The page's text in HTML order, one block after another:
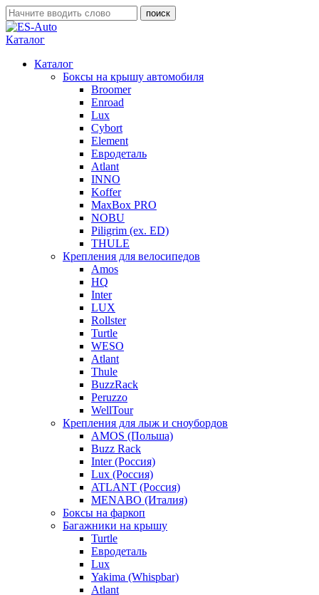
Каталог
Каталог
Боксы на крышу автомобиля
Broomer
Enroad
Lux
Cybort
Element
Евродеталь
Atlant
INNO
Koffer
MaxBox PRO
NOBU
Piligrim (ex. ED)
THULE
Крепления для велосипедов
Amos
HQ
Inter
LUX
Rollster
Turtle
WESO
Atlant
Thule
BuzzRack
Peruzzo
WellTour
Крепления для лыж и сноубордов
AMOS (Польша)
Buzz Rack
Inter (Россия)
Lux (Россия)
ATLANT (Россия)
MENABO (Италия)
Боксы на фаркоп
Багажники на крышу
Turtle
Евродеталь
Lux
Yakima (Whispbar)
Atlant